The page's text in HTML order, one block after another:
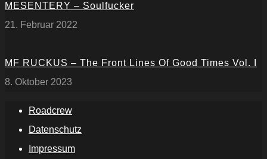
MESENTERY – Soulfucker
21. Februar 2022
MF RUCKUS – The Front Lines Of Good Times Vol. I
8. Oktober 2023
Roadcrew
Datenschutz
Impressum